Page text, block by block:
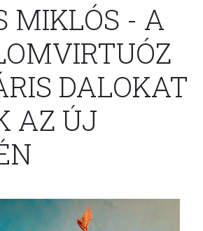
MIKLÓS - A
DALOKAT
AZ ÚJ